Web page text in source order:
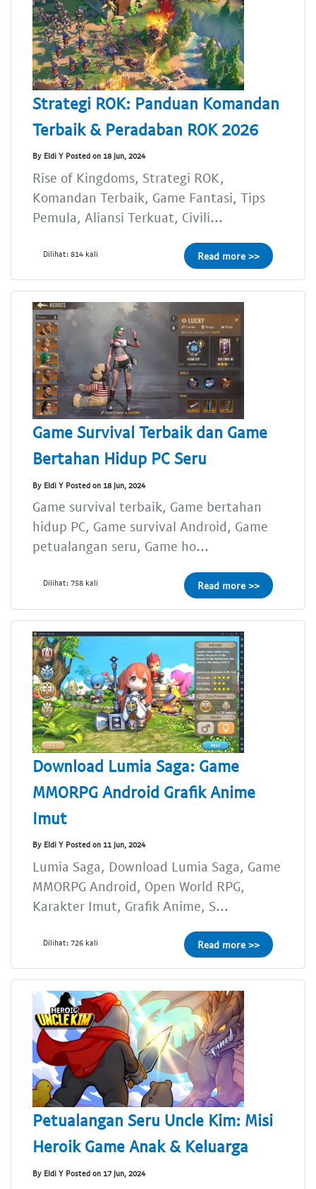
Strategi ROK: Panduan Komandan
Terbaik & Peradaban ROK 2026
By Eldi Y Posted on 18 Jun, 2024
Rise of Kingdoms, Strategi ROK,
Komandan Terbaik, Game Fantasi, Tips
Pemula, Aliansi Terkuat, Civili...
Dilihat: 814 kali Read more >>
Game Survival Terbaik dan Game
Bertahan Hidup PC Seru
By Eldi Y Posted on 18 Jun, 2024
Game survival terbaik, Game bertahan
hidup PC, Game survival Android, Game
petualangan seru, Game ho...
Dilihat: 758 kali Read more >>
Download Lumia Saga: Game
MMORPG Android Grafik Anime
Imut
By Eldi Y Posted on 11 Jun, 2024
Lumia Saga, Download Lumia Saga, Game
MMORPG Android, Open World RPG,
Karakter Imut, Grafik Anime, S...
Dilihat: 726 kali Read more >>
Petualangan Seru Uncle Kim: Misi
Heroik Game Anak & Keluarga
By Eldi Y Posted on 17 Jun, 2024